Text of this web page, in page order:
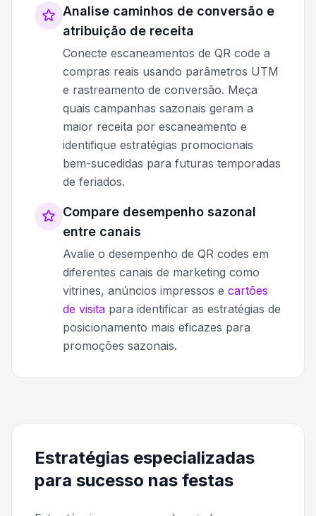
Analise caminhos de conversão e
atribuição de receita
Conecte escaneamentos de QR code a
compras reais usando parâmetros UTM
e rastreamento de conversão. Meça
quais campanhas sazonais geram a
maior receita por escaneamento e
identifique estratégias promocionais
bem-sucedidas para futuras temporadas
de feriados.
Compare desempenho sazonal
entre canais
Avalie o desempenho de QR codes em
diferentes canais de marketing como
vitrines, anúncios impressos e cartões
de visita para identificar as estratégias de
posicionamento mais eficazes para
promoções sazonais.
Estratégias especializadas
para sucesso nas festas